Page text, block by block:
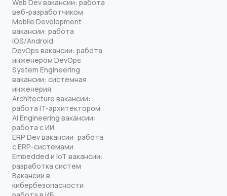
Web Dev вакансии: работа
веб-разработчиком
Mobile Development
вакансии: работа
iOS/Android
DevOps вакансии: работа
инженером DevOps
System Engineering
вакансии: системная
инженерия
Architecture вакансии:
работа IT-архитектором
AI Engineering вакансии:
работа с ИИ
ERP Dev вакансии: работа
с ERP-системами
Embedded и IoT вакансии:
разработка систем
Вакансии в
кибербезопасности: